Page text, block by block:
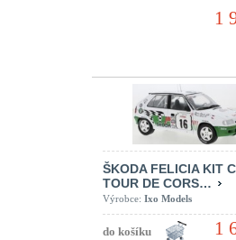
1
ŠKODA FELICIA KIT
TOUR DE CORS…
Výrobce: Ixo Models
1